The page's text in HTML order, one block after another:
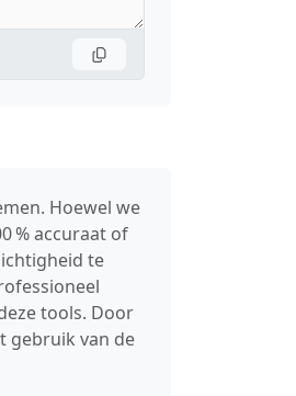
Hoewel we
% accuraat of
te
tools. Door
gebruik van de